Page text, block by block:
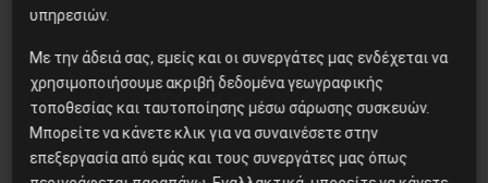
Ο Ένγκελς μετά τον Μαρξ: μια
επαναστατική συνεργασία που
δεν τελείωσε με τον θάνατο
υπηρεσιών.
Με την άδειά σας, εμείς και οι συνεργάτες μας ενδέχεται να
χρησιμοποιήσουμε ακριβή δεδομένα γεωγραφικής
τοποθεσίας και ταυτοποίησης μέσω σάρωσης συσκευών.
Μπορείτε να κάνετε κλικ για να συναινέσετε στην
επεξεργασία από εμάς και τους συνεργάτες μας όπως